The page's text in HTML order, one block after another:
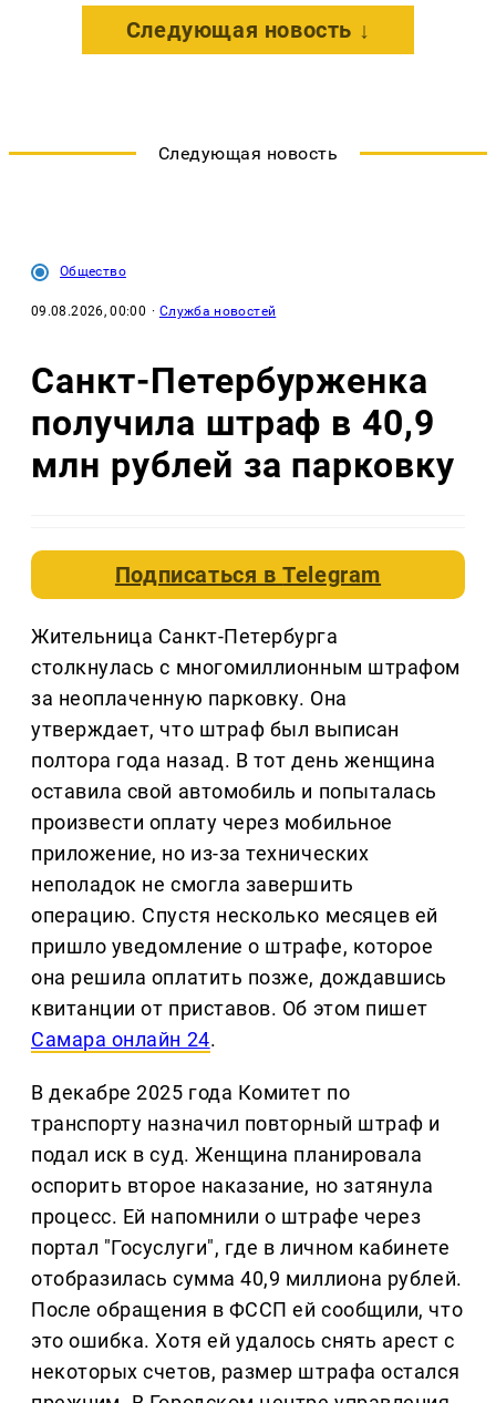
Следующая новость ↓
Следующая новость
Общество
09.08.2026, 00:00 · Служба новостей
Санкт-Петербурженка
получила штраф в 40,9
млн рублей за парковку
Подписаться вTelegram
Жительница Санкт-Петербурга
столкнулась с многомиллионным штрафом
за неоплаченную парковку. Она
утверждает, что штраф был выписан
полтора года назад. В тот день женщина
оставила свой автомобиль и попыталась
произвести оплату через мобильное
приложение, но из-за технических
неполадок не смогла завершить
операцию. Спустя несколько месяцев ей
пришло уведомление о штрафе, которое
она решила оплатить позже, дождавшись
квитанции от приставов. Об этом пишет
Самара онлайн 24.
В декабре 2025 года Комитет по
транспорту назначил повторный штраф и
подал иск в суд. Женщина планировала
оспорить второе наказание, но затянула
процесс. Ей напомнили о штрафе через
портал "Госуслуги", где в личном кабинете
отобразилась сумма 40,9 миллиона рублей.
После обращения в ФССП ей сообщили, что
это ошибка. Хотя ей удалось снять арест с
некоторых счетов, размер штрафа остался